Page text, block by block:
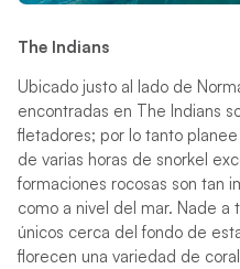
The Indians
Ubicado justo al lado de
encontradas en The Indians
fletadores; por lo tanto
de varias horas de snorkel
formaciones rocosas son tan
como a nivel del mar. Nade
únicos cerca del fondo de
florecen una variedad de